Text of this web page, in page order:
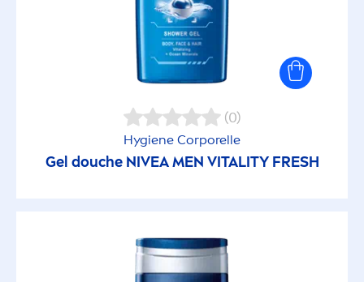
(0)
Hygiene Corporelle
Gel douche NIVEA MEN VITALITY FRESH